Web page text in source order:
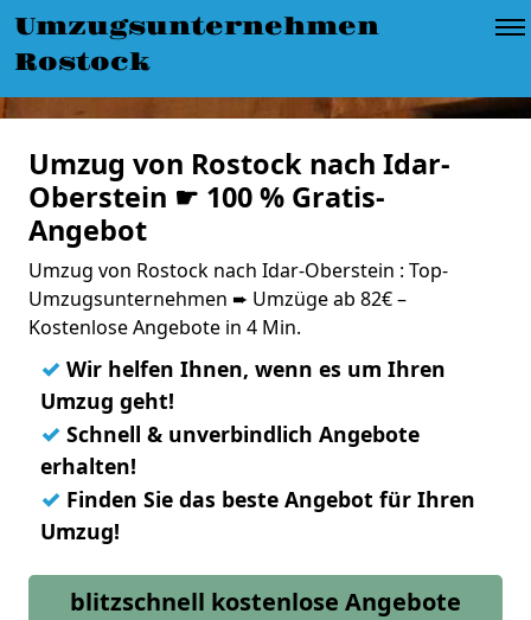
Umzugsunternehmen
Rostock
Umzug von Rostock nach Idar-
Oberstein ☛ 100 % Gratis-
Angebot
Umzug von Rostock nach Idar-Oberstein : Top-
Umzugsunternehmen ➨ Umzüge ab 82€ –
Kostenlose Angebote in 4 Min.
✓ Wir helfen Ihnen, wenn es um Ihren
Umzug geht!
✓ Schnell & unverbindlich Angebote
erhalten!
✓ Finden Sie das beste Angebot für Ihren
Umzug!
blitzschnell kostenlose Angebote